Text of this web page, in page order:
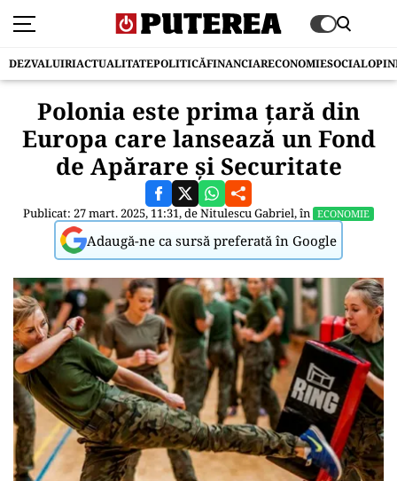
DEZVALUIRIACTUALITATEPOLITICĂFINANCIARECONOMIESOCIAL
Polonia este prima țară din
Europa care lansează un Fond
de Apărare și Securitate
Publicat: 27 mart. 2025, 11:31, deNitulescu Gabriel, în ECONOMIE
Adaugă-ne ca sursă preferată în Google